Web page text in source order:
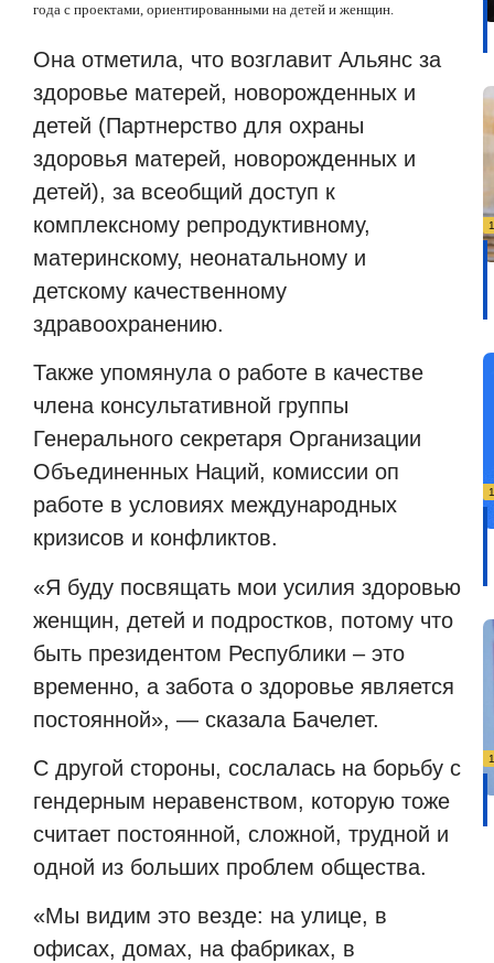
года с проектами, ориентированными на детей и женщин.
Она отметила, что возглавит Альянс за
здоровье матерей, новорожденных и
детей (Партнерство для охраны
здоровья матерей, новорожденных и
детей), за всеобщий доступ к
комплексному репродуктивному,
материнскому, неонатальному и
детскому качественному
здравоохранению.
Также упомянула о работе в качестве
члена консультативной группы
Генерального секретаря Организации
Объединенных Наций, комиссии оп
работе в условиях международных
кризисов и конфликтов.
«Я буду посвящать мои усилия здоровью
женщин, детей и подростков, потому что
быть президентом Республики – это
временно, а забота о здоровье является
постоянной», — сказала Бачелет.
С другой стороны, сослалась на борьбу с
гендерным неравенством, которую тоже
считает постоянной, сложной, трудной и
одной из больших проблем общества.
«Мы видим это везде: на улице, в
офисах, домах, на фабриках, в